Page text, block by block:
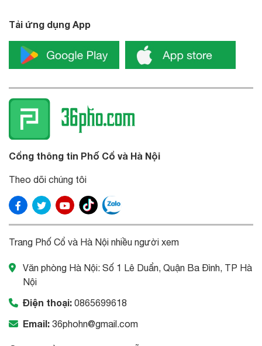
Tải ứng dụng App
Cổng thông tin Phố Cổ và Hà Nội
Theo dõi chúng tôi
Trang Phố Cổ và Hà Nội nhiều người xem
Văn phòng Hà Nội: Số 1 Lê Duẩn, Quận Ba Đình, TP Hà
Nội
Điện thoại: 0865699618
Email: 36phohn@gmail.com